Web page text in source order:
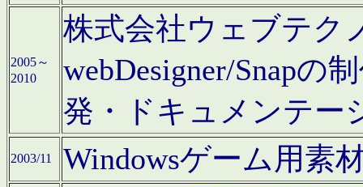
2005～
2010
株式会社ウェブテク
webDesigner/Snapの
発・ドキュメンテー
2003/11 Windowsゲーム用素